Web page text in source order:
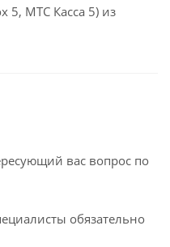
5, МТС Касса 5) из
вас вопрос по
обязательно